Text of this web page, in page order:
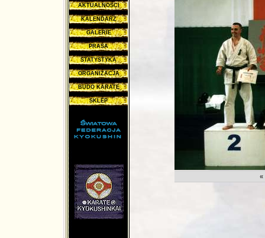
AKTUALNOŚCI
KALENDARZ
GALERIE
PRASA
STATYSTYKA
ORGANIZACJA
BUDO KARATE
SKLEP
«